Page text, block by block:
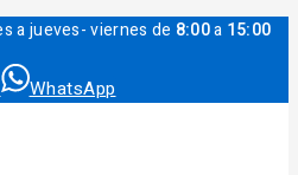
a jueves- viernes de 8:00a 15:00
WhatsApp